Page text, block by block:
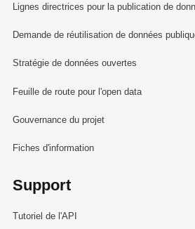
Lignes directrices pour la publication de
Demande de réutilisation de données
Stratégie de données ouvertes
Feuille de route pour l'open data
Gouvernance du projet
Fiches d'information
Support
Tutoriel de l'API